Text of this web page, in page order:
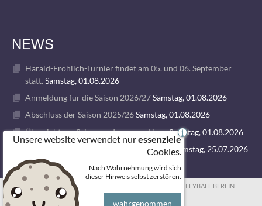
NEWS
Harald-Fröhlich-Turnier findet am 05. und 06. September
statt. Samstag, 01.08.2026
Anmeldung für die Saison 2026/27Samstag, 01.08.2026
Abschluss der Saison 2025/26Samstag, 01.08.2026
Übersicht zur Saison und unseren LigenSamstag, 01.08.2026
1. VOLLEY GODS SUMMER CAMP 2026Samstag, 25.07.2026
© 2026 FREIZEITVOLLEYBALL BERLIN
Unsere website verwendet nuressenziele
Cookies.
Nach Wahrnehmung wird sich
dieser Hinweis selbst zerstören.
i
wahrgenommen